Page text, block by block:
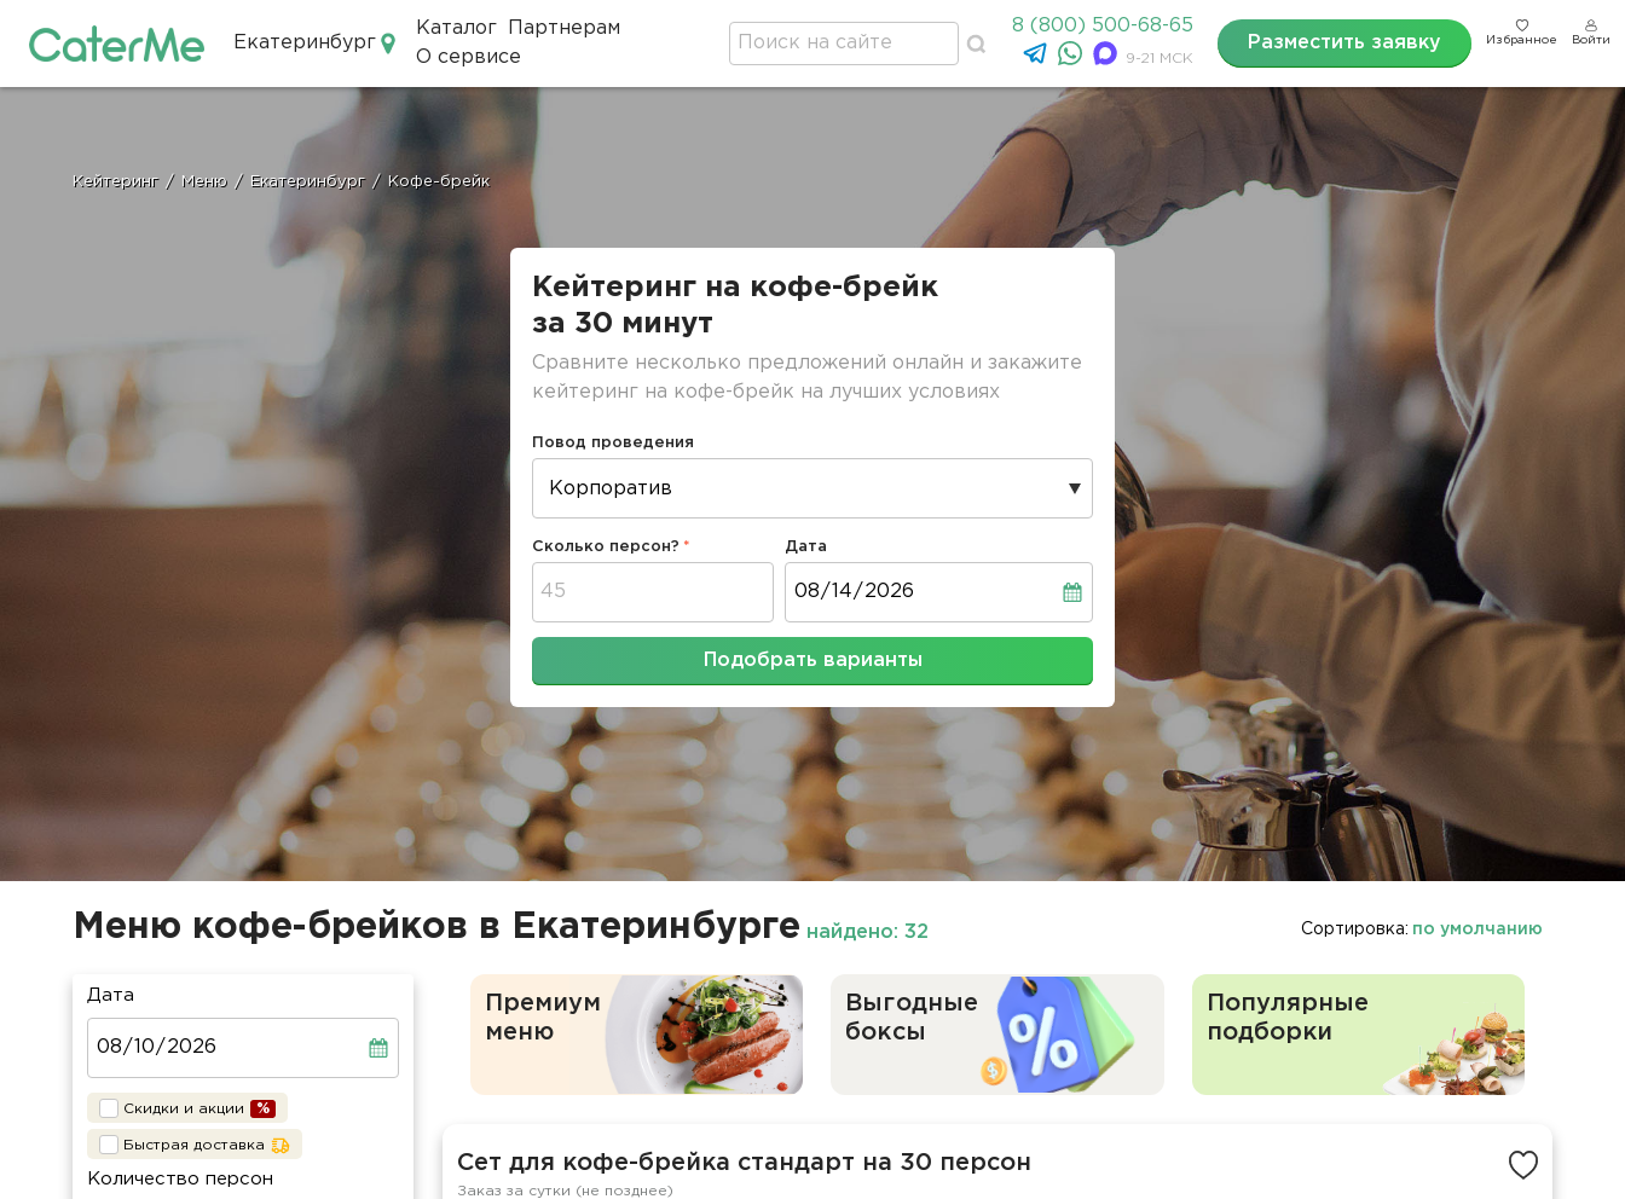
Екатеринбург
Каталог
Партнерам
О сервисе
8 (800) 500-68-65
9-21 МСК
Разместить заявку Избранное Войти
Строка
Кейтеринг / Меню / Екатеринбург / Кофе-брейк
Кейтеринг на кофе-брейк
за 30 минут
Сравните несколько предложений онлайн и закажите
кейтеринг на кофе-брейк на лучших условиях
Повод проведения
Сколько персон? Дата
Подобрать варианты
Меню кофе-брейков в Екатеринбурге найдено: 32 Сортировка: по умолчанию
Дата
Скидки и акции
Быстрая доставка
Количество персон
Премиум
меню
Выгодные
боксы
Популярные
подборки
Сет для кофе-брейка стандарт на 30 персон
Заказ за сутки (не позднее)